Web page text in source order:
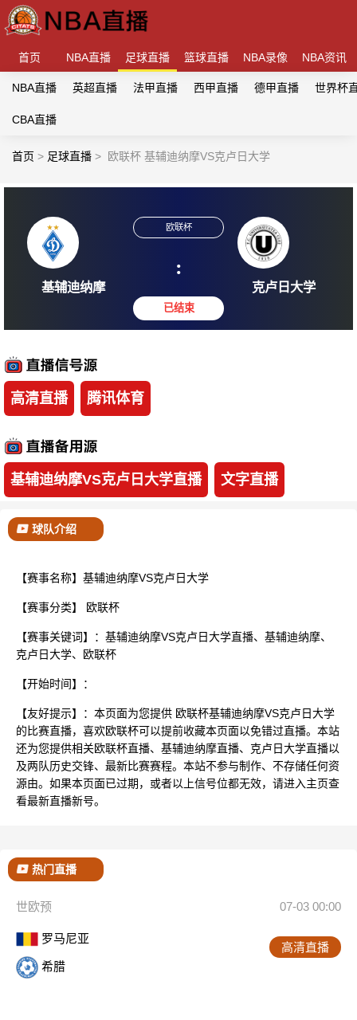
首页 NBA直播 足球直播 篮球直播 NBA录像 NBA资讯
NBA直播 英超直播 法甲直播 西甲直播 德甲直播 世界杯
CBA直播
首页 > 足球直播 > 欧联杯 基辅迪纳摩VS克卢日大学
:
高清直播 腾讯体育
基辅迪纳摩VS克卢日大学直播 文字直播
球队介绍
【赛事名称】基辅迪纳摩VS克卢日大学
【赛事分类】 欧联杯
【赛事关键词】：基辅迪纳摩VS克卢日大学直播、基辅迪纳摩、
克卢日大学、欧联杯
【开始时间】：
【友好提示】：本页面为您提供 欧联杯基辅迪纳摩VS克卢日大学
的比赛直播，喜欢欧联杯可以提前收藏本页面以免错过直播。本站
还为您提供相关欧联杯直播、基辅迪纳摩直播、克卢日大学直播以
及两队历史交锋、最新比赛赛程。本站不参与制作、不存储任何资
源由。如果本页面已过期，或者以上信号位都无效，请进入主页查
看最新直播新号。
热门直播
世欧预 07-03 00:00
罗马尼亚
希腊
高清直播